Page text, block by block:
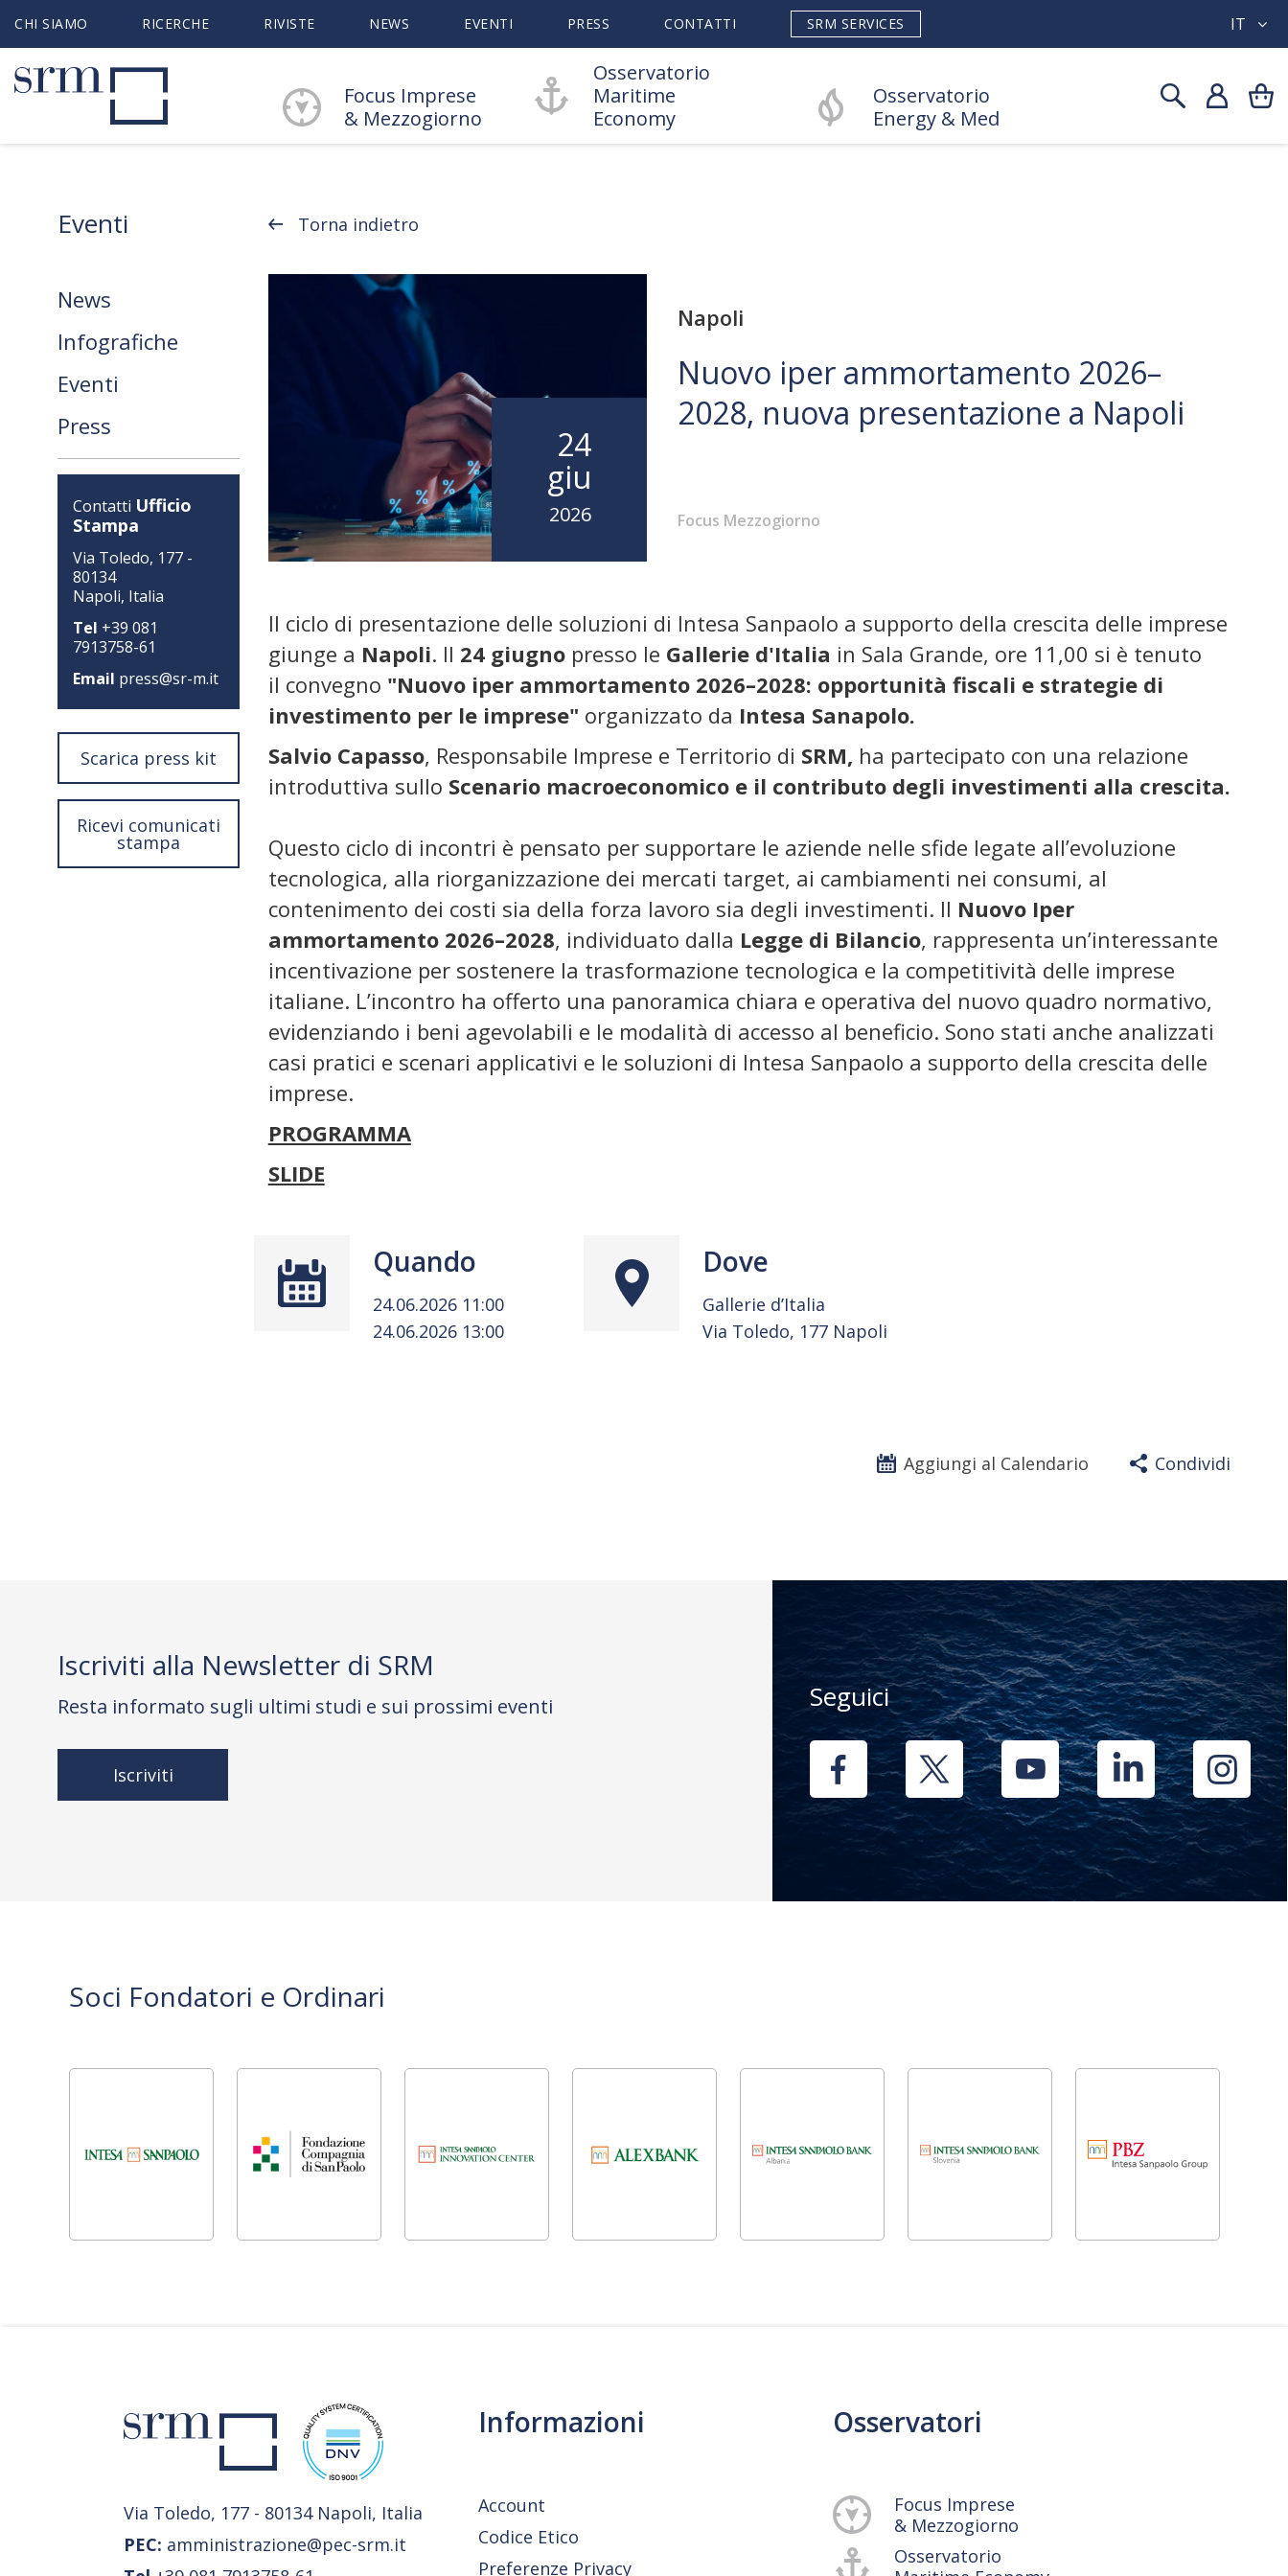
CHI SIAMO RICERCHE RIVISTE NEWS EVENTI PRESS CONTATTI SRM SERVICES IT
Focus Imprese
& Mezzogiorno
Osservatorio
Maritime
Economy
Osservatorio
Energy & Med
Eventi
News
Infografiche
Eventi
Press
Contatti Ufficio
Stampa
Via Toledo, 177 -
80134
Napoli, Italia
Tel +39 081
7913758-61
Email press@sr-m.it
Scarica press kit
Ricevi comunicati
stampa
Torna indietro
24
giu
2026
Napoli
Nuovo iper ammortamento 2026–
2028, nuova presentazione a Napoli
Focus Mezzogiorno
Il ciclo di presentazione delle soluzioni di Intesa Sanpaolo a supporto della crescita delle imprese
giunge a Napoli. Il 24 giugnopresso le Gallerie d'Italia in Sala Grande, ore 11,00 si è tenuto
il convegno "Nuovo iper ammortamento 2026–2028: opportunità fiscali e strategie di
investimento per le imprese" organizzato da Intesa Sanapolo.
Salvio Capasso, Responsabile Imprese e Territorio di SRM, ha partecipato con una relazione
introduttiva sullo Scenario macroeconomico e il contributo degli investimenti alla crescita.
Questo ciclo di incontri è pensato per supportare le aziende nelle sfide legate all’evoluzione
tecnologica, alla riorganizzazione dei mercati target, ai cambiamenti nei consumi, al
contenimento dei costi sia della forza lavoro sia degli investimenti. Il Nuovo Iper
ammortamento 2026–2028, individuato dalla Legge di Bilancio, rappresenta un’interessante
incentivazione per sostenere la trasformazione tecnologica e la competitività delle imprese
italiane. L’incontro ha offerto una panoramica chiara e operativa del nuovo quadro normativo,
evidenziando i beni agevolabili e le modalità di accesso al beneficio. Sono stati anche analizzati
casi pratici e scenari applicativi e le soluzioni di Intesa Sanpaolo a supporto della crescita delle
imprese.
PROGRAMMA
SLIDE
Quando
24.06.2026 11:00
24.06.2026 13:00
Dove
Gallerie d’Italia
Via Toledo, 177 Napoli
Aggiungi al Calendario Condividi
Iscriviti alla Newsletter di SRM
Resta informato sugli ultimi studi e sui prossimi eventi
Iscriviti
Seguici
Soci Fondatori e Ordinari
Via Toledo, 177 - 80134 Napoli, Italia
PEC: amministrazione@pec-srm.it
Informazioni
Account
Codice Etico
Preferenze Privacy
Osservatori
Focus Imprese
& Mezzogiorno
Osservatorio